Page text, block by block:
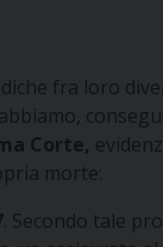
fra loro
Corte,
morte:
. Secondo tale